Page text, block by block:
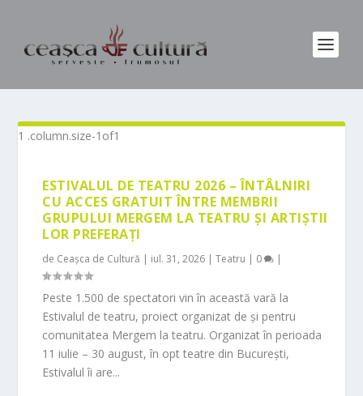
ESTIVALUL DE TEATRU 2026 – ÎNTÂLNIRI
CU ACCES GRATUIT ÎNTRE MEMBRII
GRUPULUI MERGEM LA TEATRU ȘI ARTIȘTII
LOR PREFERAȚI
de Ceașca de Cultură | iul. 31, 2026 |Teatru | 0 |
Peste 1.500 de spectatori vin în această vară la
Estivalul de teatru, proiect organizat de și pentru
comunitatea Mergem la teatru. Organizat în perioada
11 iulie – 30 august, în opt teatre din București,
Estivalul îi are...